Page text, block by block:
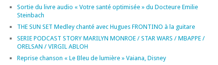
Sortie du livre audio « Votre santé optimisée » du Docteure Emilie
Steinbach
THE SUN SET Medley chanté avec Hugues FRONTINO à la guitare
SERIE PODCAST STORY MARILYN MONROE / STAR WARS / MBAPPE /
ORELSAN / VIRGIL ABLOH
Reprise chanson « Le Bleu de lumière » Vaiana, Disney